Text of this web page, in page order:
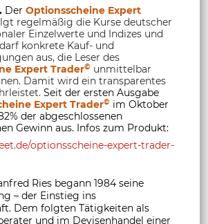
Der Optionsscheine Expert
regelmäßig die Kurse deutscher
Einzelwerte und Indizes und
konkrete Kauf- und
aus, die Leser des
Expert Trader© unmittelbar
Damit wird ein transparentes
Seit der ersten Ausgabe
Expert Trader© im Oktober
der abgeschlossenen
Gewinn aus. Infos zum Produkt:
optionsscheine-expert-trader-
Ries begann 1984 seine
– der Einstieg ins
Dem folgten Tätigkeiten als
und im Devisenhandel einer